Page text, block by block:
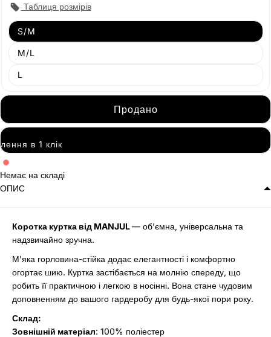
Таблиця розмірів
S/M
M/L
L
Продано
Немає на складі
ОПИС
Коротка куртка від MANJUL— об’ємна, універсальна та
надзвичайно зручна.
М’яка горловина-стійка додає елегантності і комфортно
огортає шию. Куртка застібається на молнію спереду, що
робить її практичною і легкою в носінні. Вона стане чудовим
доповненням до вашого гардеробу для будь-якої пори року.
Склад:
Зовнішній матеріал: 100% поліестер